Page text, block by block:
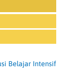
Belajar Intensif